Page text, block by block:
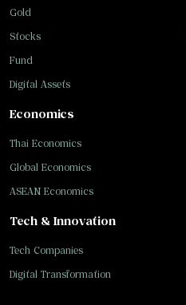
Gold
Stocks
Fund
Digital Assets
Tech & Innovation
Tech Companies
Digital Transformation
Economics
Thai Economics
Global Economics
ASEAN Economics